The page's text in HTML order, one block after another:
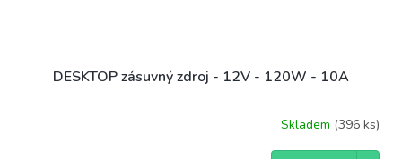
DESKTOP zásuvný zdroj - 12V - 120W - 10A
Skladem (396 ks)